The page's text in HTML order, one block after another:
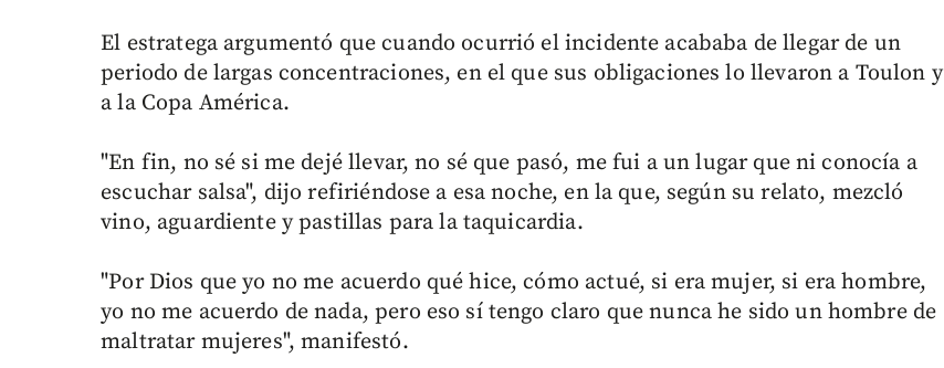
El estratega argumentó que cuando ocurrió el incidente acababa de llegar de un
periodo de largas concentraciones, en el que sus obligaciones lo llevaron a Toulon y
a la Copa América.
"En fin, no sé si me dejé llevar, no sé que pasó, me fui a un lugar que ni conocía a
escuchar salsa", dijo refiriéndose a esa noche, en la que, según su relato, mezcló
vino, aguardiente y pastillas para la taquicardia.
"Por Dios que yo no me acuerdo qué hice, cómo actué, si era mujer, si era hombre,
yo no me acuerdo de nada, pero eso sí tengo claro que nunca he sido un hombre de
maltratar mujeres", manifestó.